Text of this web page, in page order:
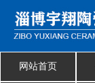
网站首页